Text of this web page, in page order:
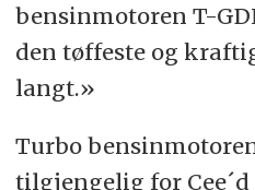
bensinmotoren T-
den tøffeste og
langt.»
Turbo
tilgjengelig for Cee´d